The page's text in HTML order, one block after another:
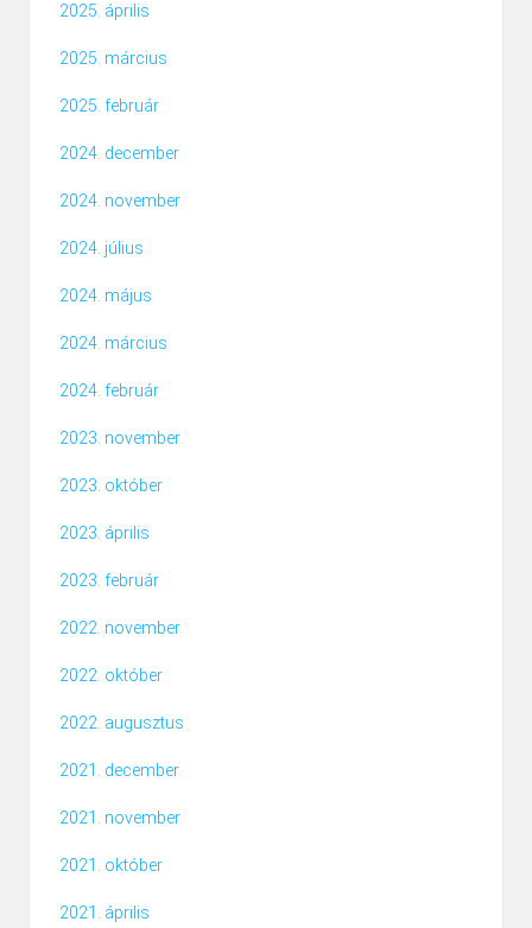
2025. április
2025. március
2025. február
2024. december
2024. november
2024. július
2024. május
2024. március
2024. február
2023. november
2023. október
2023. április
2023. február
2022. november
2022. október
2022. augusztus
2021. december
2021. november
2021. október
2021. április